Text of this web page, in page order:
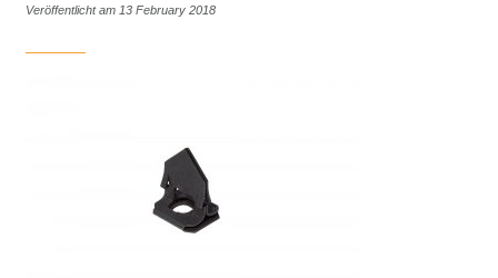
Veröffentlicht am 13 February 2018